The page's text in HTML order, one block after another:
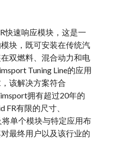
快速响应模块，这是一
块，既可安装在传统汽
双燃料、混合动力和电
Tuning Line的应用
该解决方案符合
拥有超过20年的
FR有限的尺寸、
单个模块与特定应用布
最终用户以及该行业的